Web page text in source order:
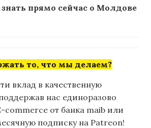
прямо сейчас о Молдове
то, что мы делаем?
вклад в качественную
нас единоразово
commerce от банка maib или
подписку на Patreon!